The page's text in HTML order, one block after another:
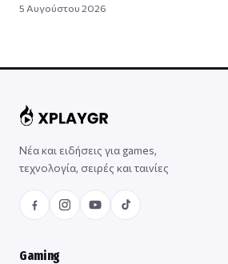
5 Αυγούστου 2026
Νέα και ειδήσεις για games,
τεχνολογία, σειρές και ταινίες
Gaming